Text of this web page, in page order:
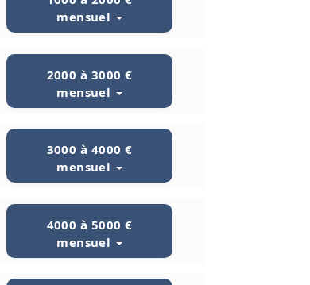
mensuel
2000 à 3000 €
mensuel
3000 à 4000 €
mensuel
4000 à 5000 €
mensuel